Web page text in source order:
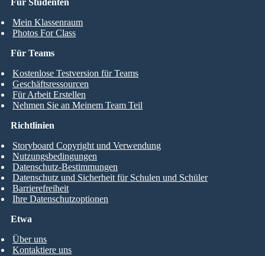
Für Studenten
Mein Klassenraum
Photos For Class
Für Teams
Kostenlose Testversion für Teams
Geschäftsressourcen
Für Arbeit Erstellen
Nehmen Sie an Meinem Team Teil
Etwa
Über uns
Kontaktiere uns
Richtlinien
Storyboard Copyright und Verwendung
Nutzungsbedingungen
Datenschutz-Bestimmungen
Datenschutz und Sicherheit für Schulen und Schüler
Barrierefreiheit
Ihre Datenschutzoptionen